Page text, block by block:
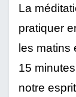
La
pratiquer
les matins
15
notre